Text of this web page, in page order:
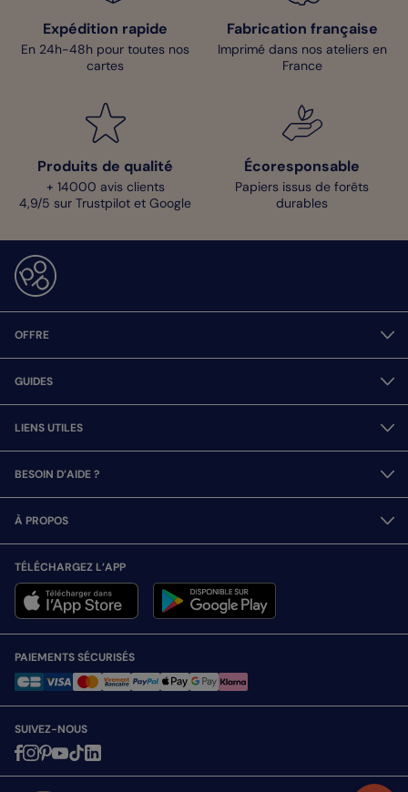
Expédition rapide
En 24h-48h pour toutes nos
cartes
Fabrication française
Imprimé dans nos ateliers en
France
Produits de qualité
+ 14000 avis clients
4,9/5 sur Trustpilot et Google
Écoresponsable
Papiers issus de forêts
durables
OFFRE
GUIDES
LIENS UTILES
BESOIN D’AIDE ?
À PROPOS
TÉLÉCHARGEZ L’APP
PAIEMENTS SÉCURISÉS
SUIVEZ-NOUS